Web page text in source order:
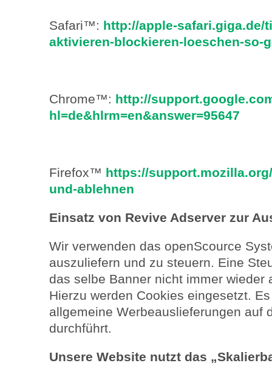
Safari™: http://apple-safari.giga.de/
aktivieren-blockieren-loeschen-so-
Chrome™: http://
hl=de&hlrm=en&answer=95647
Firefox™ https://
und-ablehnen
Einsatz von Revive Adserver zur
Wir verwenden das openScource
auszuliefern und zu steuern. Eine
das selbe Banner nicht immer wieder
Hierzu werden Cookies eingesetzt.
allgemeine Werbeauslieferungen auf
durchführt.
Unsere Website nutzt das